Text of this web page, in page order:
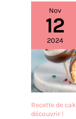
Nov
12
2024
Recette de
découvrir !